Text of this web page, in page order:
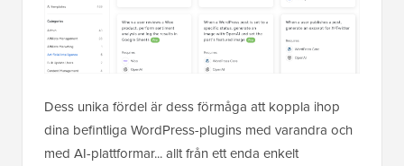
Dess unika fördel är dess förmåga att koppla ihop
dina befintliga WordPress-plugins med varandra och
med AI-plattformar... allt från ett enda enkelt